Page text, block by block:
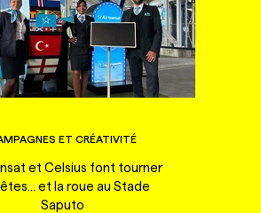
ET CRÉATIVITÉ
et Celsius font tourner
et la roue au Stade
Saputo